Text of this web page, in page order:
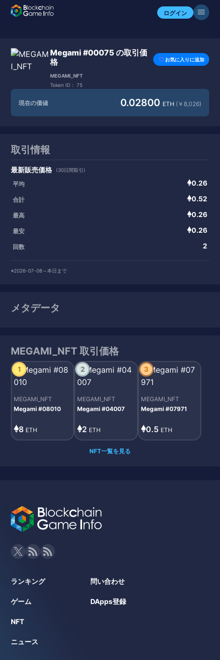
ログイン
Megami #00075 の取引価
格
MEGAMI_NFT
Token ID： 75
現在の価値 0.02800 ETH (￥8,026)
お気に入りに追加
取引情報
最新販売価格 (30日間取引)
平均
合計
最高
最安
回数
0.26
0.52
0.26
0.26
2
※2026-07-08～本日まで
メタデータ
MEGAMI_NFT 取引価格
1
MEGAMI_NFT
Megami #08010
8 ETH
2
MEGAMI_NFT
Megami #04007
2 ETH
3
MEGAMI_NFT
Megami #07971
0.5 ETH
NFT一覧を見る
ランキング
ゲーム
NFT
ニュース
問い合わせ
DApps登録